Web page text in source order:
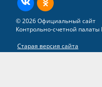
© 2026 Официальный сайт
Контрольно-счетной палаты
Старая версия сайта